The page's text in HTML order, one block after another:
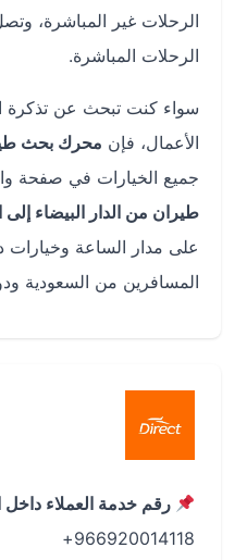
الرحلات غير المباشرة، وتصل
الرحلات المباشرة.
سواء كنت تبحث عن تذكرة
الأعمال، فإنمحرك بحث طيران
جميع الخيارات في صفحة واحدة
طيران من الدار البيضاء إلى
على مدار الساعة وخيارات دفع
المسافرين من السعودية ودول
رقم خدمة العملاء داخل
966920014118+